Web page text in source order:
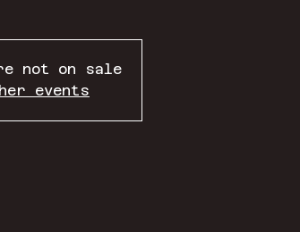
not on sale
events